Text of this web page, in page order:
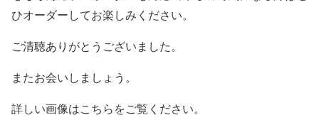
ひオーダーしてお楽しみください。
ご清聴ありがとうございました。
またお会いしましょう。
詳しい画像はこちらをご覧ください。